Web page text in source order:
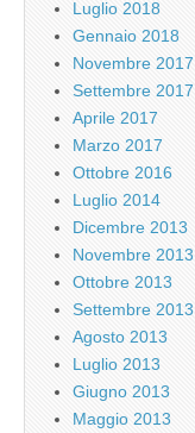
Luglio 2018
Gennaio 2018
Novembre 2017
Settembre 2017
Aprile 2017
Marzo 2017
Ottobre 2016
Luglio 2014
Dicembre 2013
Novembre 2013
Ottobre 2013
Settembre 2013
Agosto 2013
Luglio 2013
Giugno 2013
Maggio 2013